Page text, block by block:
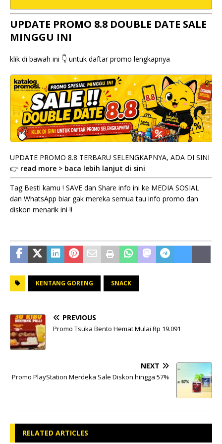
UPDATE PROMO 8.8 DOUBLE DATE SALE
MINGGU INI
klik di bawah ini 👇 untuk daftar promo lengkapnya
UPDATE PROMO 8.8 TERBARU SELENGKAPNYA, ADA DI SINI
👉 read more > baca lebih lanjut di sini
Tag Besti kamu ! SAVE dan Share info ini ke MEDIA SOSIAL
dan WhatsApp biar gak mereka semua tau info promo dan
diskon menarik ini !!
KENTANG GORENG SNACK
PREVIOUS
Promo Tsuka Bento Hemat Mulai Rp 19.091
NEXT
Promo PlayStation Merdeka Sale Diskon hingga 57%
RELATED ARTICLES